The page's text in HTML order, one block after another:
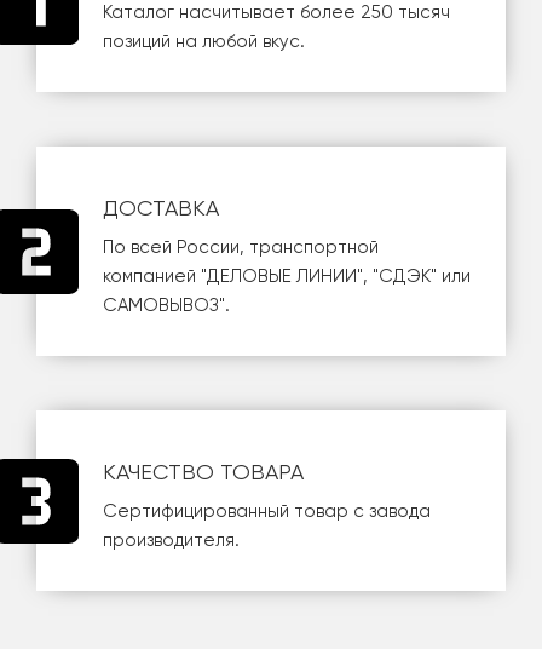
Каталог насчитывает более 250 тысяч
позиций на любой вкус.
ДОСТАВКА
По всей России, транспортной
компанией "ДЕЛОВЫЕ ЛИНИИ", "СДЭК" или
САМОВЫВОЗ".
КАЧЕСТВО ТОВАРА
Сертифицированный товар с завода
производителя.